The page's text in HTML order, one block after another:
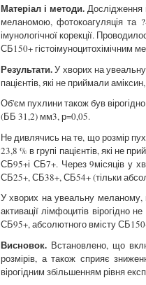
Матеріал і методи.Дослідження
меланомою, фотокоагуляція та
імунологічної корекції.
СБ150+ гістоімуноцитохімічним
Результати.У хворих на
пацієнтів, які не приймали
Об'єм пухлини також був
(ББ 31,2) мм3, р=0,05.
Не дивлячись на те, що розмір
23,8 % в групі пацієнтів, які не
СБ95+і СБ7+. Через 9місяців у
СБ25+, СБ38+, СБ54+ (тільки
У хворих на увеальну меланому,
активації лімфоцитів вірогідно
СБ95+, абсолютного вмісту
Висновок. Встановлено, що
розмірів, а також сприяє
вірогідним збільшенням рівня